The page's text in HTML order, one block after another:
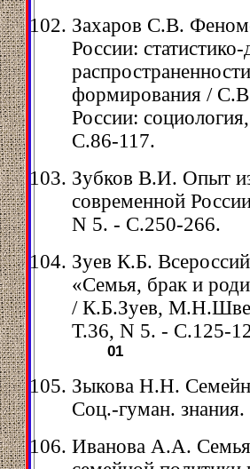
Захаров С.В.
России:
формирования /
России:
С.86-117.
Зубков В.И. Опыт
современной
N 5. - С.250-266.
Зуев К.Б.
«Семья, брак и
/ К.Б.Зуев,
Т.36, N 5. - С.125-
01
Зыкова Н.Н.
Соц.-гуман.
Иванова А.А. Семья